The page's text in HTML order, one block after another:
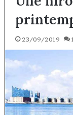
23/09/2019